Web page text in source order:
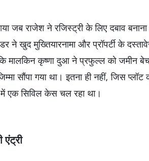
जब राजेश ने रजिस्ट्री के लिए दबाव
ने खुद मुख्तियारनामा और प्रॉपर्टी के
मालकिन कृष्णा दुआ ने प्रफुल्ल को जमीन
सौंपा गया था। इतना ही नहीं, जिस
एक सिविल केस चल रहा था।